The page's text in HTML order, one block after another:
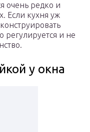
очень редко и
Если кухня уж
регулируется и не
у окна